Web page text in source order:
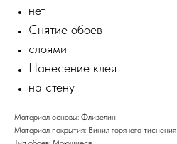
нет
Снятие обоев
слоями
Нанесение клея
на стену
Материал основы: Флизелин
Материал покрытия: Винил горячего тиснения